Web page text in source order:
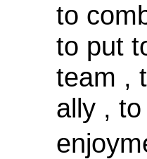
to
to put
team ,
ally ,